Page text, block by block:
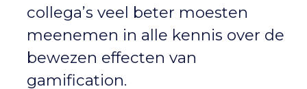
collega’s veel beter moesten
meenemen in alle kennis over de
bewezen effecten van
gamification.